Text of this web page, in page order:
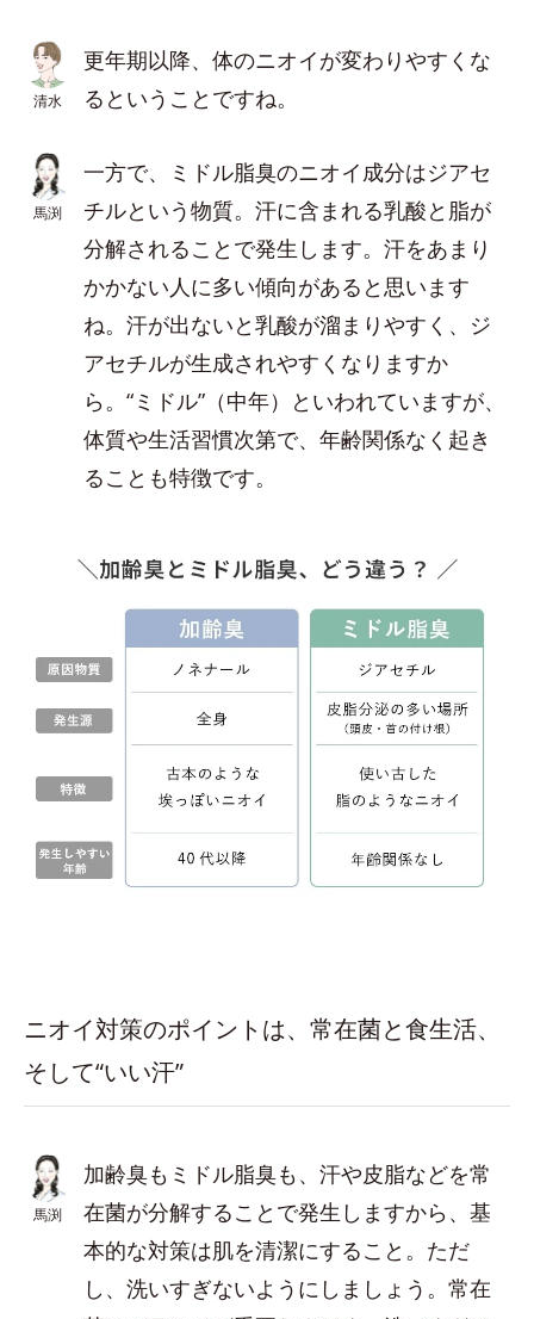
清水
更年期以降、体のニオイが変わりやすくな
るということですね。
馬渕
一方で、ミドル脂臭のニオイ成分はジアセ
チルという物質。汗に含まれる乳酸と脂が
分解されることで発生します。汗をあまり
かかない人に多い傾向があると思います
ね。汗が出ないと乳酸が溜まりやすく、ジ
アセチルが生成されやすくなりますか
ら。“ミドル”（中年）といわれていますが、
体質や生活習慣次第で、年齢関係なく起き
ることも特徴です。
ニオイ対策のポイントは、常在菌と食生活、
そして“いい汗”
馬渕
加齢臭もミドル脂臭も、汗や皮脂などを常
在菌が分解することで発生しますから、基
本的な対策は肌を清潔にすること。ただ
し、洗いすぎないようにしましょう。常在